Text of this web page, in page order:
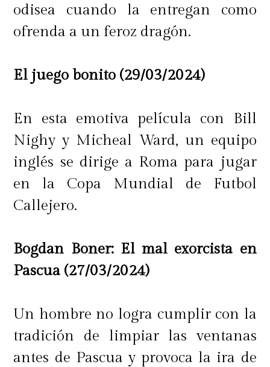
odisea cuando la entregan como
ofrenda a un feroz dragón.
El juego bonito (29/03/2024)
En esta emotiva película con Bill
Nighy y Micheal Ward, un equipo
inglés se dirige a Roma para jugar
en la Copa Mundial de Futbol
Callejero.
Bogdan Boner: El mal exorcista en
Pascua (27/03/2024)
Un hombre no logra cumplir con la
tradición de limpiar las ventanas
antes de Pascua y provoca la ira de